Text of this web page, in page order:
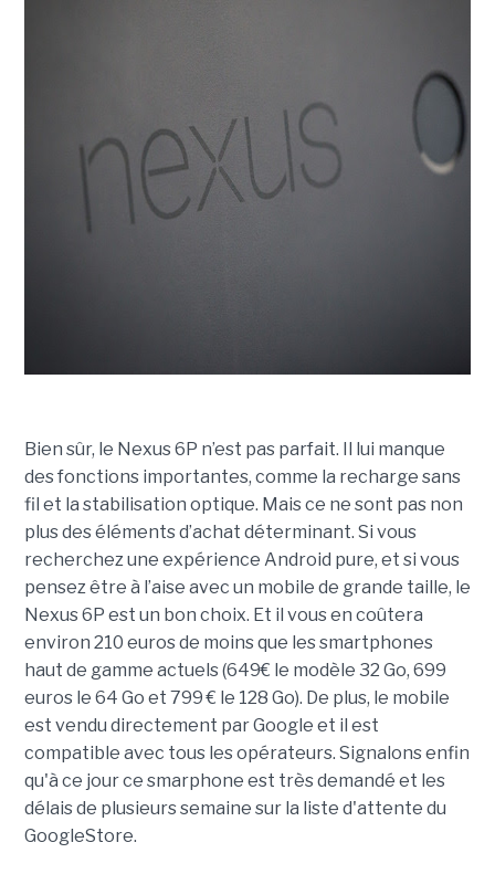
Bien sûr, le Nexus 6P n’est pas parfait. Il lui manque
des fonctions importantes, comme la recharge sans
fil et la stabilisation optique. Mais ce ne sont pas non
plus des éléments d’achat déterminant. Si vous
recherchez une expérience Android pure, et si vous
pensez être à l’aise avec un mobile de grande taille, le
Nexus 6P est un bon choix. Et il vous en coûtera
environ 210 euros de moins que les smartphones
haut de gamme actuels (649€ le modèle 32 Go, 699
euros le 64 Go et 799 € le 128 Go). De plus, le mobile
est vendu directement par Google et il est
compatible avec tous les opérateurs. Signalons enfin
qu'à ce jour ce smarphone est très demandé et les
délais de plusieurs semaine sur la liste d'attente du
GoogleStore.